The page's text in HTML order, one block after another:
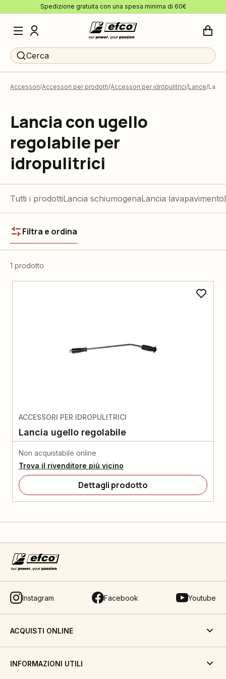
Spedizione gratuita con una spesa minima di 60€
Cerca
Accessori Accessori per prodotti Accessori per idropulitrici Lance
Lancia con ugello
regolabile per
idropulitrici
Tutti i prodottiLancia schiumogenaLancia lavapavimento
Filtra e ordina
1 prodotto
ACCESSORI PER IDROPULITRICI
Lancia ugello regolabile
Non acquistabile online
Trova il rivenditore più vicino
Dettagli prodotto
Instagram Facebook Youtube
ACQUISTI ONLINE
INFORMAZIONI UTILI